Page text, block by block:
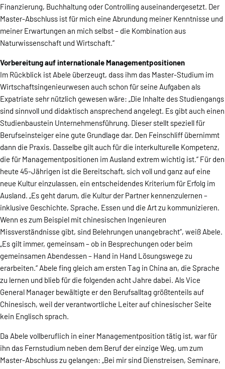
Finanzierung, Buchhaltung oder Controlling auseinandergesetzt. Der
Master-Abschluss ist für mich eine Abrundung meiner Kenntnisse und
meiner Erwartungen an mich selbst – die Kombination aus
Naturwissenschaft und Wirtschaft.“
Vorbereitung auf internationale Managementpositionen
Im Rückblick ist Abele überzeugt, dass ihm das Master-Studium im
Wirtschaftsingenieurwesen auch schon für seine Aufgaben als
Expatriate sehr nützlich gewesen wäre: „Die Inhalte des Studiengangs
sind sinnvoll und didaktisch ansprechend angelegt. Es gibt auch einen
Studienbaustein Unternehmensführung. Dieser stellt speziell für
Berufseinsteiger eine gute Grundlage dar. Den Feinschliff übernimmt
dann die Praxis. Dasselbe gilt auch für die interkulturelle Kompetenz,
die für Managementpositionen im Ausland extrem wichtig ist.“ Für den
heute 45-Jährigen ist die Bereitschaft, sich voll und ganz auf eine
neue Kultur einzulassen, ein entscheidendes Kriterium für Erfolg im
Ausland. „Es geht darum, die Kultur der Partner kennenzulernen –
inklusive Geschichte, Sprache, Essen und die Art zu kommunizieren.
Wenn es zum Beispiel mit chinesischen Ingenieuren
Missverständnisse gibt, sind Belehrungen unangebracht“, weiß Abele.
„Es gilt immer, gemeinsam – ob in Besprechungen oder beim
gemeinsamen Abendessen – Hand in Hand Lösungswege zu
erarbeiten.“ Abele fing gleich am ersten Tag in China an, die Sprache
zu lernen und blieb für die folgenden acht Jahre dabei. Als Vice
General Manager bewältigte er den Berufsalltag größtenteils auf
Chinesisch, weil der verantwortliche Leiter auf chinesischer Seite
kein Englisch sprach.
Da Abele vollberuflich in einer Managementposition tätig ist, war für
ihn das Fernstudium neben dem Beruf der einzige Weg, um zum
Master-Abschluss zu gelangen: „Bei mir sind Dienstreisen, Seminare,